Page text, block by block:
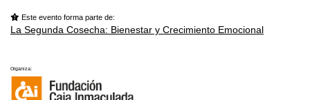
Este evento forma parte de:
La Segunda Cosecha: Bienestar y Crecimiento Emocional
Organiza: